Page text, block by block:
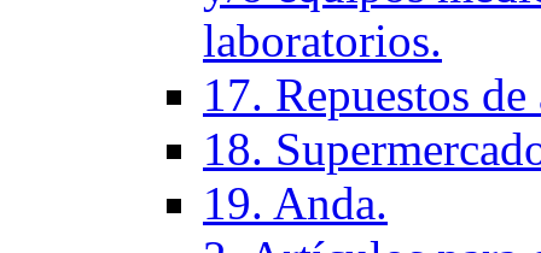
laboratorios.
17. Repuestos
18.
19. Anda.